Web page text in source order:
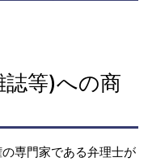
誌等)への商
専門家である弁理士が